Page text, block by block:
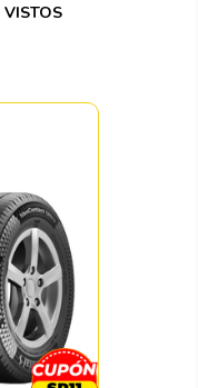
VISTOS